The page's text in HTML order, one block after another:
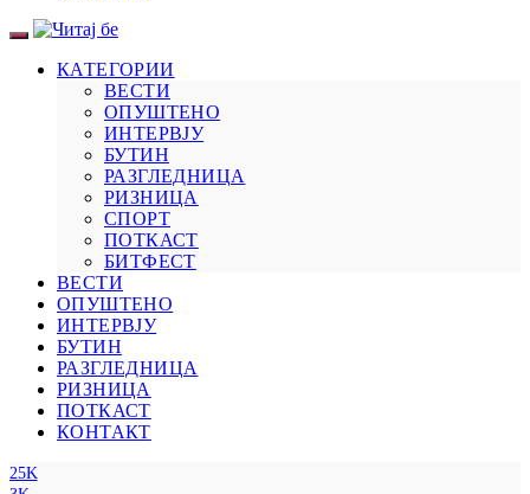
КАТЕГОРИИ
ВЕСТИ
ОПУШТЕНО
ИНТЕРВЈУ
БУТИН
РАЗГЛЕДНИЦА
РИЗНИЦА
СПОРТ
ПОТКАСТ
БИТФЕСТ
ВЕСТИ
ОПУШТЕНО
ИНТЕРВЈУ
БУТИН
РАЗГЛЕДНИЦА
РИЗНИЦА
ПОТКАСТ
КОНТАКТ
25K